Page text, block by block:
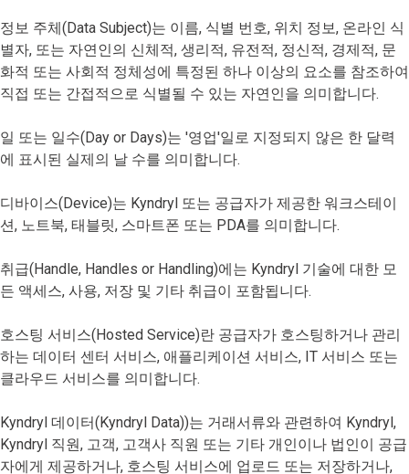
정보 주체(Data Subject)는 이름, 식별 번호, 위치 정보, 온라인 식
별자, 또는 자연인의 신체적, 생리적, 유전적, 정신적, 경제적, 문
화적 또는 사회적 정체성에 특정된 하나 이상의 요소를 참조하여
직접 또는 간접적으로 식별될 수 있는 자연인을 의미합니다.
일 또는 일수(Day or Days)는 '영업'일로 지정되지 않은 한 달력
에 표시된 실제의 날 수를 의미합니다.
디바이스(Device)는 Kyndryl 또는 공급자가 제공한 워크스테이
션, 노트북, 태블릿, 스마트폰 또는 PDA를 의미합니다.
취급(Handle, Handles or Handling)에는 Kyndryl 기술에 대한 모
든 액세스, 사용, 저장 및 기타 취급이 포함됩니다.
호스팅 서비스(Hosted Service)란 공급자가 호스팅하거나 관리
하는 데이터 센터 서비스, 애플리케이션 서비스, IT 서비스 또는
클라우드 서비스를 의미합니다.
Kyndryl 데이터(Kyndryl Data))는 거래서류와 관련하여 Kyndryl,
Kyndryl 직원, 고객, 고객사 직원 또는 기타 개인이나 법인이 공급
자에게 제공하거나, 호스팅 서비스에 업로드 또는 저장하거나,